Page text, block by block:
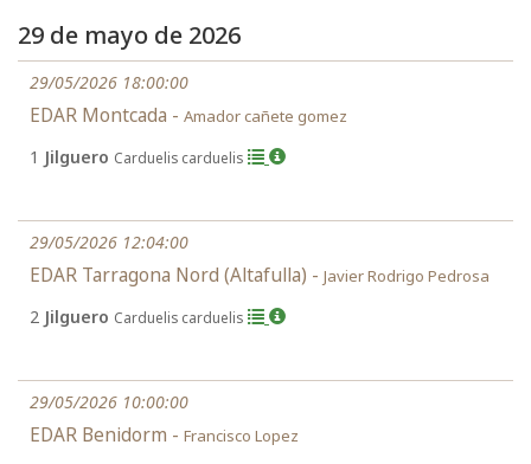
29 de mayo de 2026
29/05/2026 18:00:00
EDAR Montcada - Amador cañete gomez
1 Jilguero Carduelis carduelis
29/05/2026 12:04:00
EDAR Tarragona Nord (Altafulla) - Javier Rodrigo Pedrosa
2 Jilguero Carduelis carduelis
29/05/2026 10:00:00
EDAR Benidorm - Francisco Lopez